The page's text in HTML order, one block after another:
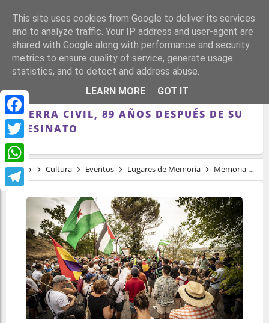
Facebook
Twitter
WhatsApp
Telegram
GRANADA RECUERDA EL ÚLTIMO PASEO
DE LORCA Y OTRAS VÍCTIMAS DE LA
GUERRA CIVIL, 89 AÑOS DESPUÉS DE SU
ASESINATO
Inicio Cultura Eventos Lugares de Memoria Memoria
This site uses cookies from Google to deliver its services
and to analyze traffic. Your IP address and user-agent are
shared with Google along with performance and security
metrics to ensure quality of service, generate usage
statistics, and to detect and address abuse.
LEARN MORE
GOT IT